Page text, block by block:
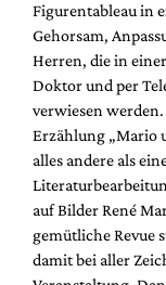
Figurentableau in
Gehorsam,
Herren, die in
Doktor und per
verwiesen
Erzählung „Mario
alles andere als
auf Bilder René
gemütliche Revue
damit bei aller